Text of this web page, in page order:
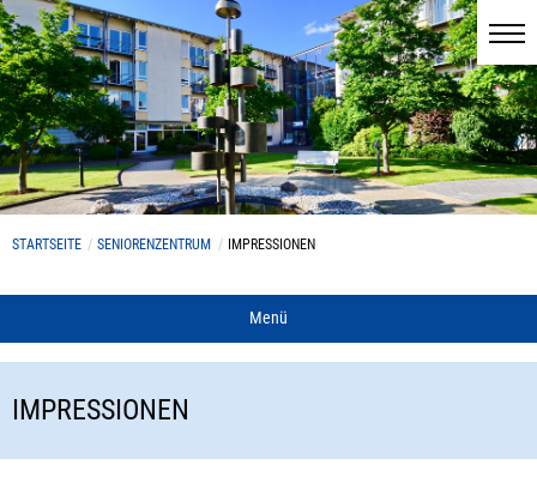
STARTSEITE SENIORENZENTRUM IMPRESSIONEN
Menü
IMPRESSIONEN